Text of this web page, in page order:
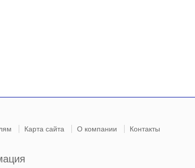
Карта сайта О компании Контакты